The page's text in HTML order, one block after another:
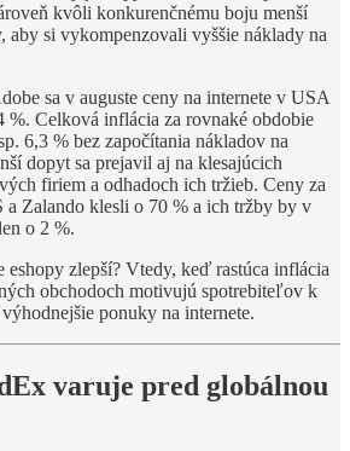
kvôli konkurenčnému boju menší
aby si vykompenzovali vyššie náklady na
sa v auguste ceny na internete v USA
%. Celková inflácia za rovnaké obdobie
6,3 % bez započítania nákladov na
dopyt sa prejavil aj na klesajúcich
firiem a odhadoch ich tržieb. Ceny za
a Zalando klesli o 70 % a ich tržby by v
o 2 %.
eshopy zlepší? Vtedy, keď rastúca inflácia
obchodoch motivujú spotrebiteľov k
ponuky na internete.
varuje pred globálnou